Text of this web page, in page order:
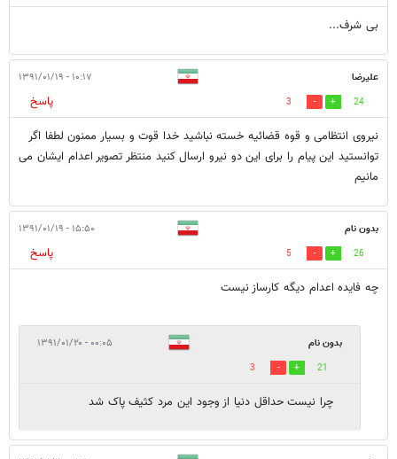
بی شرف...
علیرضا ۱۰:۱۷ - ۱۳۹۱/۰۱/۱۹
24
3
پاسخ
نیروی انتظامی و قوه قضائیه خسته نباشید خدا قوت و بسیار ممنون لطفا اگر
توانستید این پیام را برای این دو نیرو ارسال کنید منتظر تصویر اعدام ایشان می
مانیم
بدون نام ۱۵:۵۰ - ۱۳۹۱/۰۱/۱۹
26
5
پاسخ
چه فایده اعدام دیگه کارساز نیست
بدون نام ۰۰:۰۵ - ۱۳۹۱/۰۱/۲۰
21
3
چرا نیست حداقل دنیا از وجود این مرد کثیف پاک شد